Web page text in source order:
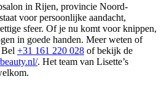
in Rijen, provincie Noord-
voor persoonlijke aandacht,
sfeer. Of je nu komt voor knippen,
in goede handen. Meer weten of
+31 161 220 028 of bekijk de
. Het team van Lisette’s